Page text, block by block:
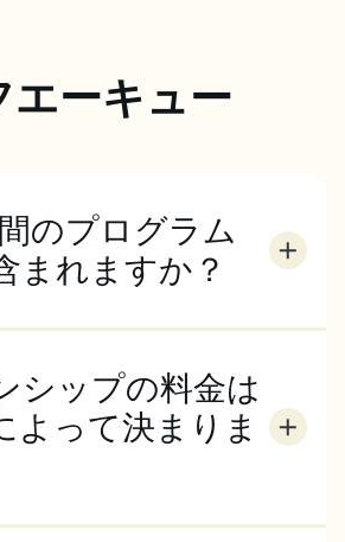
エーキュー
のプログラム
まれますか？
ップ業務が含まれます。また、滞
することができます。
シップの料金は
よって決まりま